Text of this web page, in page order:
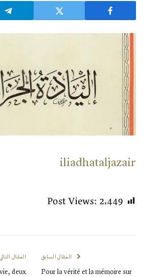
iliadhataljazair
Post Views:2٬449
المقال السابق
Pour la vérité et la mémoire sur
المقال التالي
deux